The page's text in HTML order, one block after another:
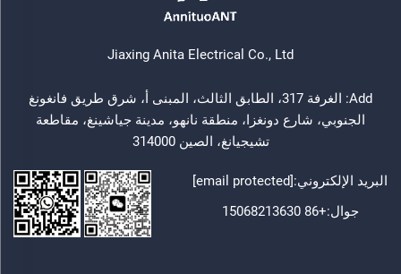
Jiaxing Anita Electrical Co., Ltd
Add: الغرفة 317، الطابق الثالث، المبنى أ، شرق طريق فانغونغ
الجنوبي، شارع دونغزا، منطقة نانهو، مدينة جياشينغ، مقاطعة
تشيجيانغ، الصين 314000
البريد الإلكتروني:[email protected]
جوال:+86 15068213630